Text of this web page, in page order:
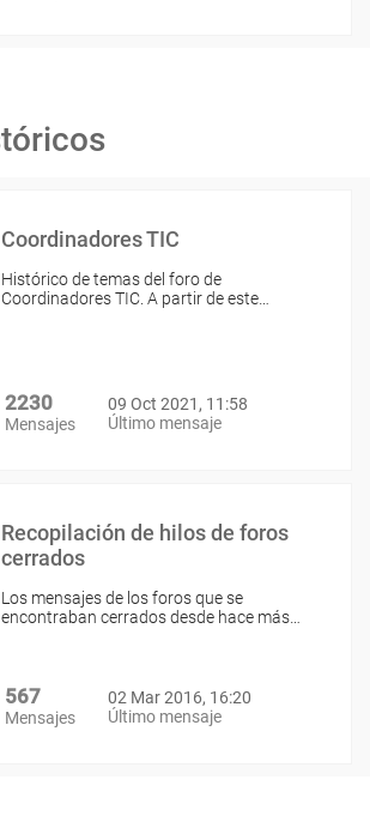
Coordinadores TIC
Histórico de temas del foro de
Coordinadores TIC. A partir de este…
2230
Mensajes
09 Oct 2021, 11:58
Último mensaje
Recopilación de hilos de foros
cerrados
Los mensajes de los foros que se
encontraban cerrados desde hace más…
567
Mensajes
02 Mar 2016, 16:20
Último mensaje